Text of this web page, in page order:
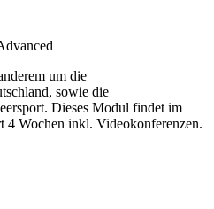
um die
sowie die
Dieses Modul findet im
4 Wochen inkl. Videokonferenzen.